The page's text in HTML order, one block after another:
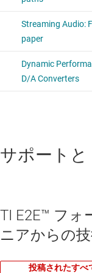
サポート
TI E2E™ フォ
ニアからの
投稿されたすべ